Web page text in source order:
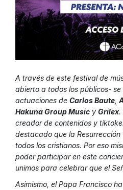
A través de este festival de
abierto a todos los públicos-
actuaciones de Carlos Baute
Hakuna Group Music y Grilex.
creador de contenidos y
destacado que la
todos los cristianos. Por eso
poder participar en este
unimos para celebrar que el
Asimismo, el Papa Francisco